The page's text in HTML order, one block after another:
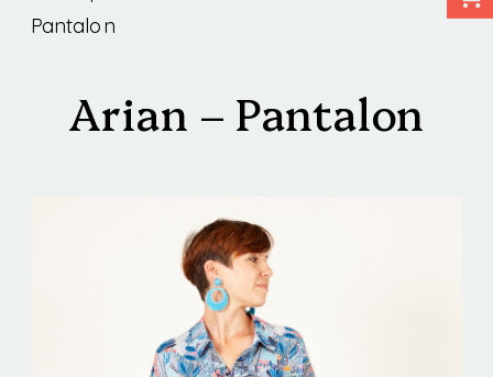
Pantalon
Arian – Pantalon